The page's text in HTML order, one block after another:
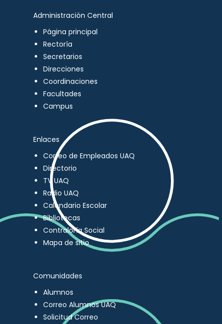
Administración Central
Página principal
Rectoría
Secretarios
Direcciones
Coordinaciones
Facultades
Campus
Enlaces
Correo de Empleados UAQ
Directorio
TV UAQ
Radio UAQ
Calendario Escolar
Bibliotecas
Contraloría Social
Mapa de sitio
Comunidades
Alumnos
Correo Alumnos UAQ
Solicitud Correo